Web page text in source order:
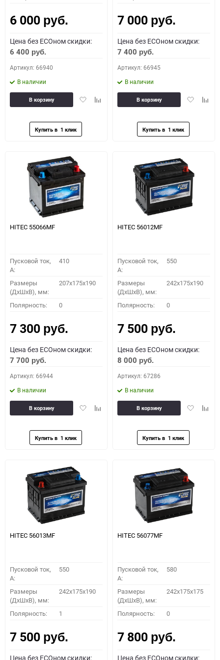
6 000 руб.
Цена без ECOном скидки:
6 400 руб.
Артикул: 66940
В наличии
ДобавитьДобавить
В корзину
7 000 руб.
Цена без ECOном скидки:
7 400 руб.
Артикул: 66945
В наличии
Добавить
В корзину
HITEC 55066MF
Пусковой ток,
A:
410
Размеры
(ДхШхВ), мм:
207x175x190
Полярность: 0
7 300 руб.
Цена без ECOном скидки:
7 700 руб.
Артикул: 66944
В наличии
ДобавитьДобавить
В корзину
HITEC 56012MF
Пусковой ток,
A:
550
Размеры
(ДхШхВ), мм:
242x175x190
Полярность: 0
7 500 руб.
Цена без ECOном скидки:
8 000 руб.
Артикул: 67286
В наличии
Добавить
В корзину
HITEC 56013MF
Пусковой ток,
A:
550
Размеры
(ДхШхВ), мм:
242x175x190
Полярность: 1
7 500 руб.
Цена без ECOном скидки:
HITEC 56077MF
Пусковой ток,
A:
580
Размеры
(ДхШхВ), мм:
242x175x175
Полярность: 0
7 800 руб.
Цена без ECOном скидки: